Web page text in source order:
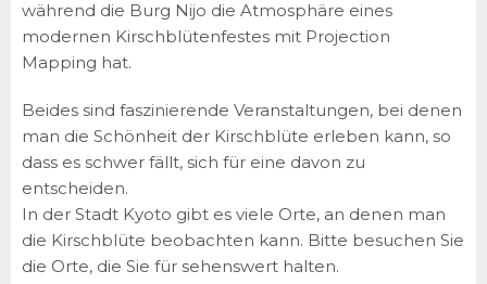
während die Burg Nijo die Atmosphäre eines
modernen Kirschblütenfestes mit Projection
Mapping hat.
Beides sind faszinierende Veranstaltungen, bei denen
man die Schönheit der Kirschblüte erleben kann, so
dass es schwer fällt, sich für eine davon zu
entscheiden.
In der Stadt Kyoto gibt es viele Orte, an denen man
die Kirschblüte beobachten kann. Bitte besuchen Sie
die Orte, die Sie für sehenswert halten.